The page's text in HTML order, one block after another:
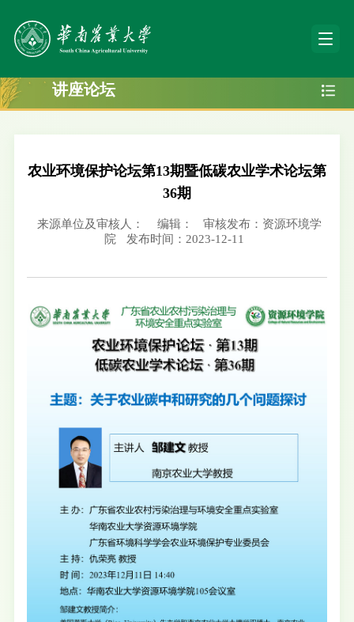
讲座论坛
农业环境保护论坛第13期暨低碳农业学术论坛第
36期
来源单位及审核人： 编辑：
审核发布：资源环境学
院
发布时间：2023-12-11